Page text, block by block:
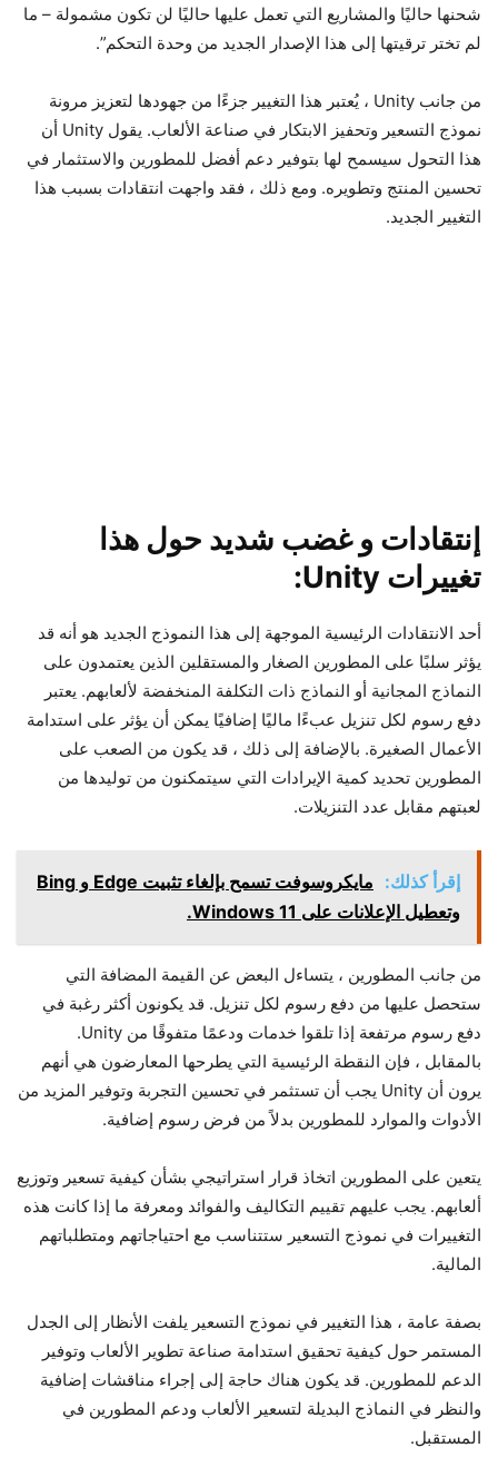
شحنها حاليًا والمشاريع التي تعمل عليها حاليًا لن تكون مشمولة – ما
لم تختر ترقيتها إلى هذا الإصدار الجديد من وحدة التحكم”.
من جانب Unity ، يُعتبر هذا التغيير جزءًا من جهودها لتعزيز مرونة
نموذج التسعير وتحفيز الابتكار في صناعة الألعاب. يقول Unity أن
هذا التحول سيسمح لها بتوفير دعم أفضل للمطورين والاستثمار في
تحسين المنتج وتطويره. ومع ذلك ، فقد واجهت انتقادات بسبب هذا
التغيير الجديد.
إنتقادات و غضب شديد حول هذا
تغييرات Unity:
أحد الانتقادات الرئيسية الموجهة إلى هذا النموذج الجديد هو أنه قد
يؤثر سلبًا على المطورين الصغار والمستقلين الذين يعتمدون على
النماذج المجانية أو النماذج ذات التكلفة المنخفضة لألعابهم. يعتبر
دفع رسوم لكل تنزيل عبءًا ماليًا إضافيًا يمكن أن يؤثر على استدامة
الأعمال الصغيرة. بالإضافة إلى ذلك ، قد يكون من الصعب على
المطورين تحديد كمية الإيرادات التي سيتمكنون من توليدها من
لعبتهم مقابل عدد التنزيلات.
إقرأ كذلك:
مايكروسوفت تسمح بإلغاء تثبيت Edge و Bing
وتعطيل الإعلانات على Windows 11.
من جانب المطورين ، يتساءل البعض عن القيمة المضافة التي
ستحصل عليها من دفع رسوم لكل تنزيل. قد يكونون أكثر رغبة في
دفع رسوم مرتفعة إذا تلقوا خدمات ودعمًا متفوقًا من Unity.
بالمقابل ، فإن النقطة الرئيسية التي يطرحها المعارضون هي أنهم
يرون أن Unity يجب أن تستثمر في تحسين التجربة وتوفير المزيد من
الأدوات والموارد للمطورين بدلاً من فرض رسوم إضافية.
يتعين على المطورين اتخاذ قرار استراتيجي بشأن كيفية تسعير وتوزيع
ألعابهم. يجب عليهم تقييم التكاليف والفوائد ومعرفة ما إذا كانت هذه
التغييرات في نموذج التسعير ستتناسب مع احتياجاتهم ومتطلباتهم
المالية.
بصفة عامة ، هذا التغيير في نموذج التسعير يلفت الأنظار إلى الجدل
المستمر حول كيفية تحقيق استدامة صناعة تطوير الألعاب وتوفير
الدعم للمطورين. قد يكون هناك حاجة إلى إجراء مناقشات إضافية
والنظر في النماذج البديلة لتسعير الألعاب ودعم المطورين في
المستقبل.